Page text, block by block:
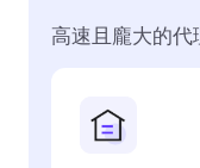
高速且龐大的代